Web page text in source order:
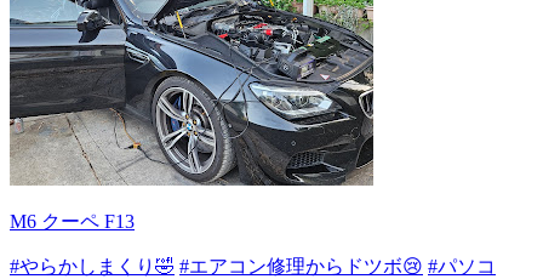
M6 クーペ F13
#やらかしまくり🤣 #エアコン修理からドツボ😢 #パソコ